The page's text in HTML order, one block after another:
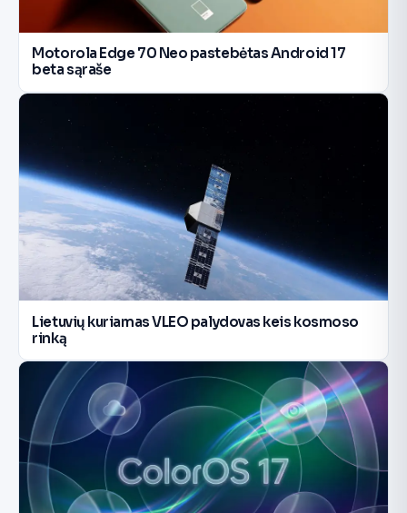
Motorola Edge 70 Neo pastebėtas Android 17
beta sąraše
Lietuvių kuriamas VLEO palydovas keis kosmoso
rinką